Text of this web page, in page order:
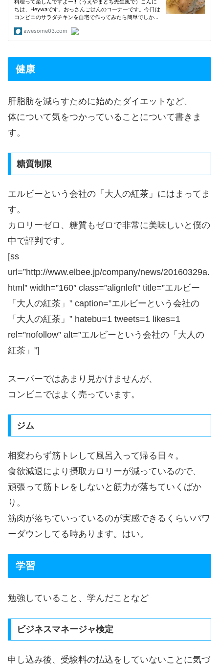
健康
肝脂肪を減らすために始めたダイエットなど、
体について気をつかっていることについて書きま
す。
糖質制限
エルビーという会社の「大人の紅茶」にはまってま
す。
カロリーゼロ、糖質もゼロで非常に美味しいと僕の
中で評判です。
[ss
url=”http://www.elbee.jp/company/news/20160329a.
html” width=”160″ class=”alignleft” title=”エルビー
「大人の紅茶」” caption=”エルビーという会社の
「大人の紅茶」” hatebu=1 tweets=1 likes=1
rel=”nofollow” alt=”エルビーという会社の「大人の
紅茶」”]
スーパーではあまり見かけませんが、
コンビニではよく売っています。
ジム
相変わらず筋トレして風呂入って帰る日々。
食欲減退により摂取カロリーが減っているので、
頑張って筋トレをしないと筋力が落ちていくばか
り。
筋肉が落ちていっているのが実感できるくらいパワ
ーダウンしてる時あります。はい。
学習
勉強していること、学んだことなど
ビジネスマネージャ検定
申し込み後、受験料の払込をしていないことに気づ